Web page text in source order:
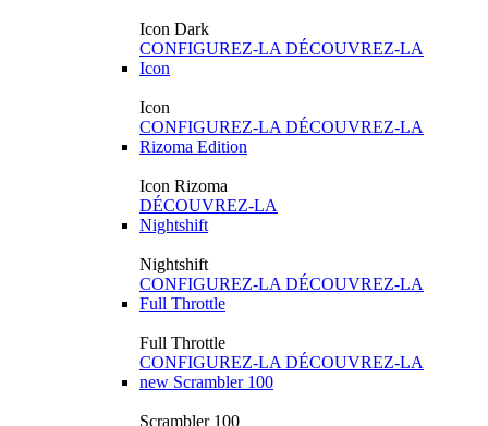
Icon Dark
CONFIGUREZ-LA DÉCOUVREZ-LA
Icon
Icon
CONFIGUREZ-LA DÉCOUVREZ-LA
Rizoma Edition
Icon Rizoma
DÉCOUVREZ-LA
Nightshift
Nightshift
CONFIGUREZ-LA DÉCOUVREZ-LA
Full Throttle
Full Throttle
CONFIGUREZ-LA DÉCOUVREZ-LA
new Scrambler 100
Scrambler 100